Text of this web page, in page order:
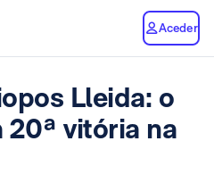
Aceder
Lleida: o
20ª vitória na